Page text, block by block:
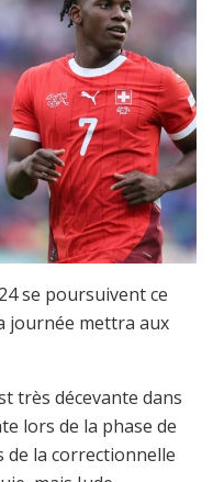
se poursuivent ce
journée mettra aux
très décevante dans
lors de la phase de
de la correctionnelle